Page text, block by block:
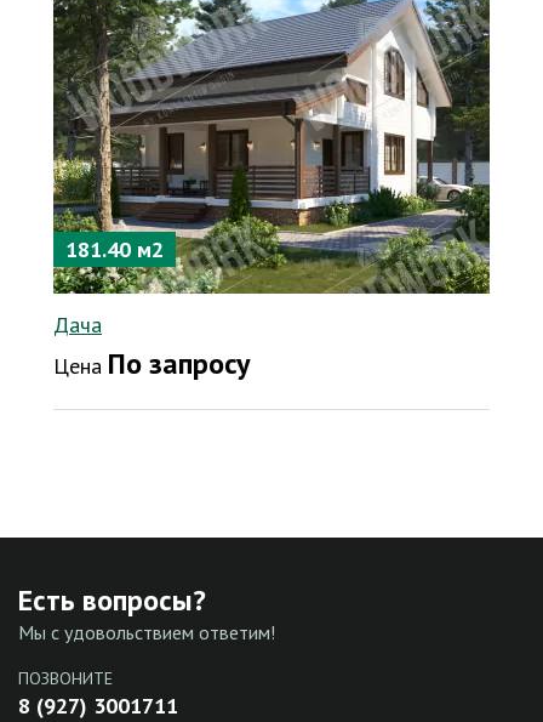
181.40 м2
Дача
Цена По запросу
Есть вопросы?
Мы с удовольствием ответим!
ПОЗВОНИТЕ
8 (927) 3001711